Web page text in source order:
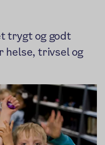
trygt og godt
helse, trivsel og